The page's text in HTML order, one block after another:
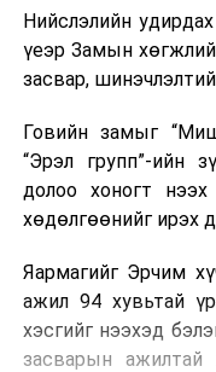
Нийслэлийн
үеэр Замын
засвар,
Говийн замыг
“Эрэл групп”-ийн
долоо хоногт
хөдөлгөөнийг ирэх
Яармагийг Эрчим
ажил 94 хувьтай
хэсгийг нээхэд
засварын ажилтай